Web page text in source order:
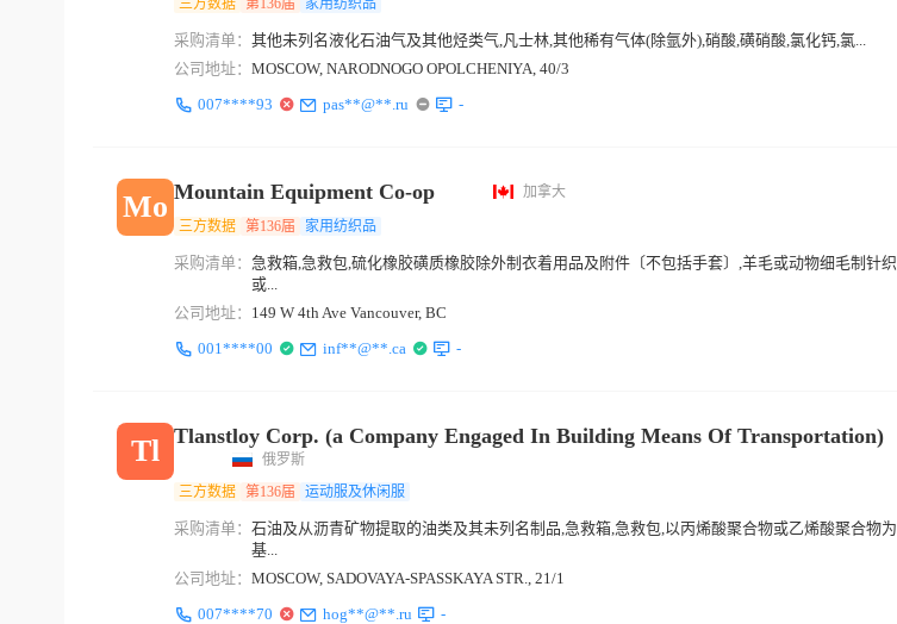
三方数据 第136届 家用纺织品
采购清单： 其他未列名液化石油气及其他烃类气,凡士林,其他稀有气体(除氩外),硝酸,磺硝酸,氯化钙,氯...
公司地址： MOSCOW, NARODNOGO OPOLCHENIYA, 40/3
007****93
pas**@**.ru -
Mo Mountain Equipment Co-op 加拿大
三方数据 第136届 家用纺织品
采购清单： 急救箱,急救包,硫化橡胶磺质橡胶除外制衣着用品及附件〔不包括手套〕,羊毛或动物细毛制针织
或...
公司地址： 149 W 4th Ave Vancouver, BC
001****00
inf**@**.ca -
Tl Tlanstloy Corp. (a Company Engaged In Building Means Of Transportation)
俄罗斯
三方数据 第136届 运动服及休闲服
采购清单： 石油及从沥青矿物提取的油类及其未列名制品,急救箱,急救包,以丙烯酸聚合物或乙烯酸聚合物为
基...
公司地址： MOSCOW, SADOVAYA-SPASSKAYA STR., 21/1
007****70
hog**@**.ru -